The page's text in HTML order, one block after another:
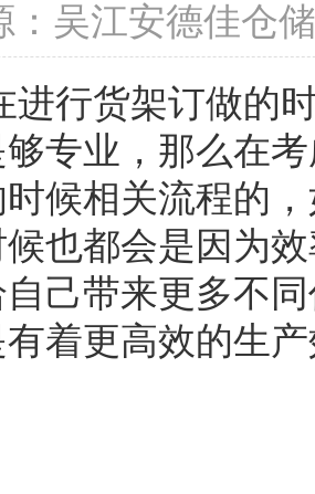
吴江安德佳仓
行货架订做的
专业，那么在
候相关流程的
也都会是因为
己带来更多不
着更高效的生